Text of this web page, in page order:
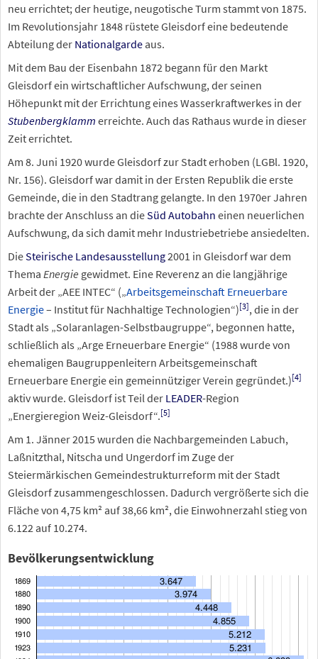
neu errichtet; der heutige, neugotische Turm stammt von 1875.
Im Revolutionsjahr 1848 rüstete Gleisdorf eine bedeutende
Abteilung der Nationalgarde aus.
Mit dem Bau der Eisenbahn 1872 begann für den Markt
Gleisdorf ein wirtschaftlicher Aufschwung, der seinen
Höhepunkt mit der Errichtung eines Wasserkraftwerkes in der
Stubenbergklamm erreichte. Auch das Rathaus wurde in dieser
Zeit errichtet.
Am 8. Juni 1920 wurde Gleisdorf zur Stadt erhoben (LGBl. 1920,
Nr. 156). Gleisdorf war damit in der Ersten Republik die erste
Gemeinde, die in den Stadtrang gelangte. In den 1970er Jahren
brachte der Anschluss an dieSüd Autobahn einen neuerlichen
Aufschwung, da sich damit mehr Industriebetriebe ansiedelten.
DieSteirische Landesausstellung2001 in Gleisdorf war dem
Thema Energie gewidmet. Eine Reverenz an die langjährige
Arbeit der „AEE INTEC“ („Arbeitsgemeinschaft Erneuerbare
Energie– Institut für Nachhaltige Technologien“)[3], die in der
Stadt als „Solaranlagen-Selbstbaugruppe“, begonnen hatte,
schließlich als „Arge Erneuerbare Energie“ (1988 wurde von
ehemaligen Baugruppenleitern Arbeitsgemeinschaft
Erneuerbare Energie ein gemeinnütziger Verein gegründet.)[4]
aktiv wurde. Gleisdorf ist Teil der LEADER-Region
„Energieregion Weiz-Gleisdorf“.[5]
Am 1. Jänner 2015 wurden die Nachbargemeinden Labuch,
Laßnitzthal, Nitscha und Ungerdorf im Zuge der
Steiermärkischen Gemeindestrukturreform mit der Stadt
Gleisdorf zusammengeschlossen. Dadurch vergrößerte sich die
Fläche von 4,75 km² auf 38,66 km², die Einwohnerzahl stieg von
6.122 auf 10.274.
Bevölkerungsentwicklung